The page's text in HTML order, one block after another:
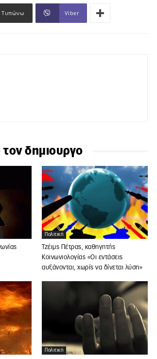
Τυπώνω Viber
δημιουργο
Πολιτική
Τζέιμς Πέτρας, καθηγητής
Κοινωνιολογίας «Οι εντάσεις
αυξάνονται, χωρίς να δίνεται λύση»
Πολιτική